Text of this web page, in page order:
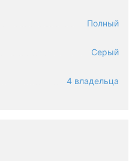
Полный
Серый
4 владельца